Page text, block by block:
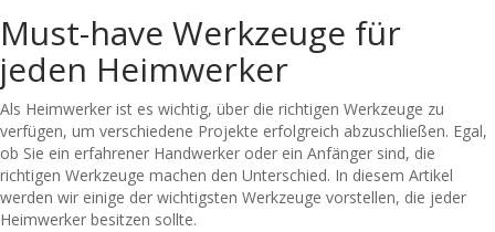
Must-have Werkzeuge für
jeden Heimwerker
Als Heimwerker ist es wichtig, über die richtigen Werkzeuge zu
verfügen, um verschiedene Projekte erfolgreich abzuschließen. Egal,
ob Sie ein erfahrener Handwerker oder ein Anfänger sind, die
richtigen Werkzeuge machen den Unterschied. In diesem Artikel
werden wir einige der wichtigsten Werkzeuge vorstellen, die jeder
Heimwerker besitzen sollte.